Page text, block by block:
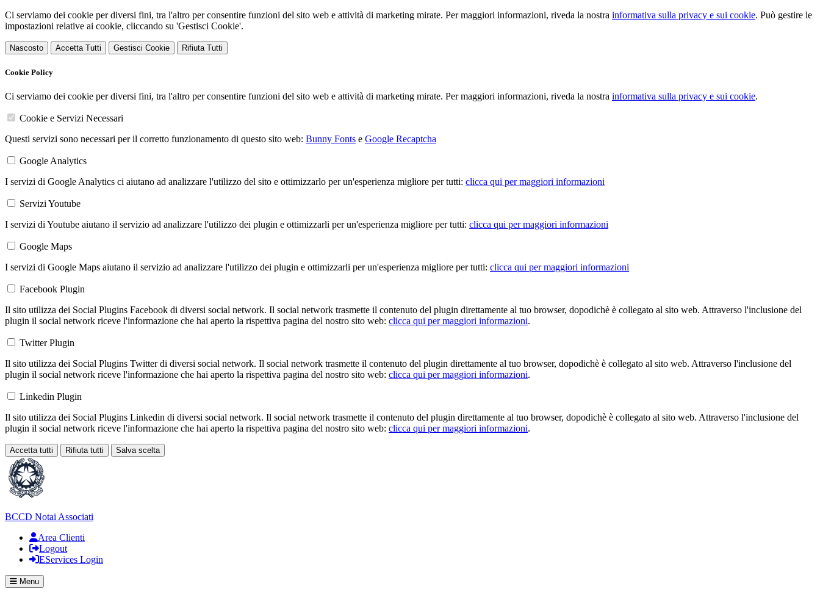
Ci serviamo dei cookie per diversi fini, tra l'altro per consentire funzioni del sito web e attività di marketing mirate. Per maggiori informazioni, riveda la nostra informativa sulla privacy e sui cookie. Può gestire le
impostazioni relative ai cookie, cliccando su 'Gestisci Cookie'.
Nascosto Accetta Tutti Gestisci Cookie Rifiuta Tutti
Cookie Policy
Ci serviamo dei cookie per diversi fini, tra l'altro per consentire funzioni del sito web e attività di marketing mirate. Per maggiori informazioni, riveda la nostra informativa sulla privacy e sui cookie.
Cookie e Servizi Necessari
Questi servizi sono necessari per il corretto funzionamento di questo sito web: Bunny Fonts e Google Recaptcha
Google Analytics
I servizi di Google Analytics ci aiutano ad analizzare l'utilizzo del sito e ottimizzarlo per un'esperienza migliore per tutti: clicca qui per maggiori informazioni
Servizi Youtube
I servizi di Youtube aiutano il servizio ad analizzare l'utilizzo dei plugin e ottimizzarli per un'esperienza migliore per tutti: clicca qui per maggiori informazioni
Google Maps
I servizi di Google Maps aiutano il servizio ad analizzare l'utilizzo dei plugin e ottimizzarli per un'esperienza migliore per tutti: clicca qui per maggiori informazioni
Facebook Plugin
Il sito utilizza dei Social Plugins Facebook di diversi social network. Il social network trasmette il contenuto del plugin direttamente al tuo browser, dopodichè è collegato al sito web. Attraverso l'inclusione del
plugin il social network riceve l'informazione che hai aperto la rispettiva pagina del nostro sito web: clicca qui per maggiori informazioni.
Twitter Plugin
Il sito utilizza dei Social Plugins Twitter di diversi social network. Il social network trasmette il contenuto del plugin direttamente al tuo browser, dopodichè è collegato al sito web. Attraverso l'inclusione del
plugin il social network riceve l'informazione che hai aperto la rispettiva pagina del nostro sito web: clicca qui per maggiori informazioni.
Linkedin Plugin
Il sito utilizza dei Social Plugins Linkedin di diversi social network. Il social network trasmette il contenuto del plugin direttamente al tuo browser, dopodichè è collegato al sito web. Attraverso l'inclusione del
plugin il social network riceve l'informazione che hai aperto la rispettiva pagina del nostro sito web: clicca qui per maggiori informazioni.
Accetta tutti Rifiuta tutti Salva scelta
Loading...
BCCD Notai Associati
Area Clienti
Logout
EServices Login
Menu